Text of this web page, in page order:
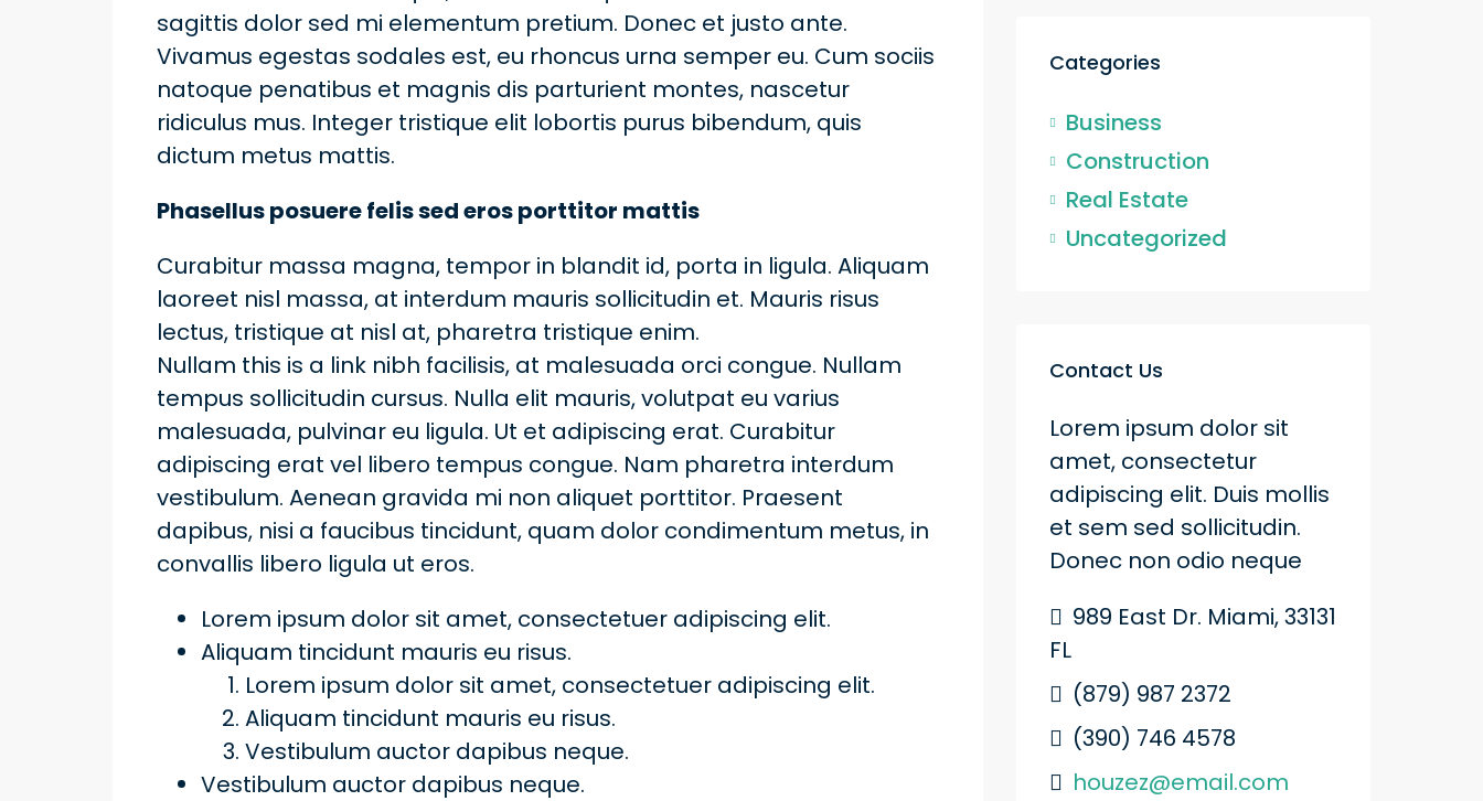
sagittis dolor sed mi elementum pretium. Donec et justo ante.
Vivamus egestas sodales est, eu rhoncus urna semper eu. Cum sociis
natoque penatibus et magnis dis parturient montes, nascetur
ridiculus mus. Integer tristique elit lobortis purus bibendum, quis
dictum metus mattis.
Phasellus posuere felis sed eros porttitor mattis
Curabitur massa magna, tempor in blandit id, porta in ligula. Aliquam
laoreet nisl massa, at interdum mauris sollicitudin et. Mauris risus
lectus, tristique at nisl at, pharetra tristique enim.
Nullam this is a link nibh facilisis, at malesuada orci congue. Nullam
tempus sollicitudin cursus. Nulla elit mauris, volutpat eu varius
malesuada, pulvinar eu ligula. Ut et adipiscing erat. Curabitur
adipiscing erat vel libero tempus congue. Nam pharetra interdum
vestibulum. Aenean gravida mi non aliquet porttitor. Praesent
dapibus, nisi a faucibus tincidunt, quam dolor condimentum metus, in
convallis libero ligula ut eros.
Lorem ipsum dolor sit amet, consectetuer adipiscing elit.
Aliquam tincidunt mauris eu risus.
Lorem ipsum dolor sit amet, consectetuer adipiscing elit.
Aliquam tincidunt mauris eu risus.
Vestibulum auctor dapibus neque.
Vestibulum auctor dapibus neque.
Categories
Business
Construction
Real Estate
Uncategorized
Contact Us
Lorem ipsum dolor sit
amet, consectetur
adipiscing elit. Duis mollis
et sem sed sollicitudin.
Donec non odio neque
989 East Dr. Miami, 33131
FL
(879) 987 2372
(390) 746 4578
houzez@email.com